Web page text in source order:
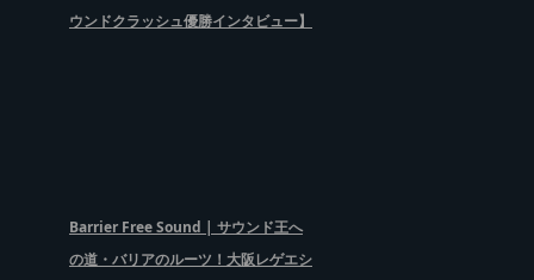
ウンドクラッシュ優勝インタビュー】
Barrier Free Sound | サウンド王へ
の道・バリアのルーツ！大阪レゲエシ